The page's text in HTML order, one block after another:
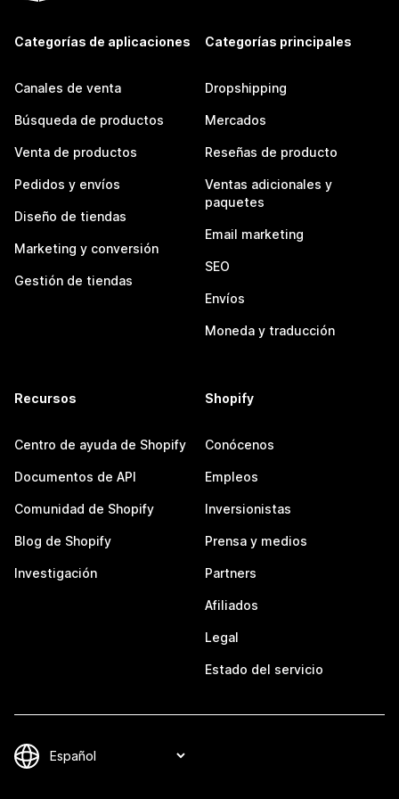
Categorías de aplicaciones
Canales de venta
Búsqueda de productos
Venta de productos
Pedidos y envíos
Diseño de tiendas
Marketing y conversión
Gestión de tiendas
Categorías principales
Dropshipping
Mercados
Reseñas de producto
Ventas adicionales y
paquetes
Email marketing
SEO
Envíos
Moneda y traducción
Recursos
Centro de ayuda de Shopify
Documentos de API
Comunidad de Shopify
Blog de Shopify
Investigación
Shopify
Conócenos
Empleos
Inversionistas
Prensa y medios
Partners
Afiliados
Legal
Estado del servicio